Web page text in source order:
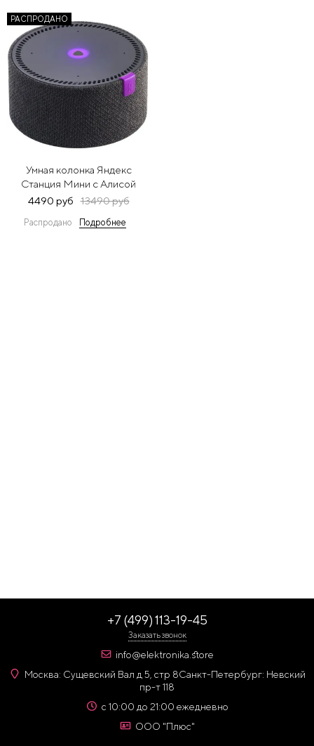
РАСПРОДАНО
Умная колонка Яндекс
Станция Мини с Алисой
(черный)
4490 руб 13490 руб
Распродано Подробнее
+7 (499) 113-19-45
Заказать звонок
info@elektronika.store
Москва: Сущевский Вал д 5, стр 8Санкт-Петербург: Невский
пр-т 118
с 10:00 до 21:00 ежедневно
ООО "Плюс"